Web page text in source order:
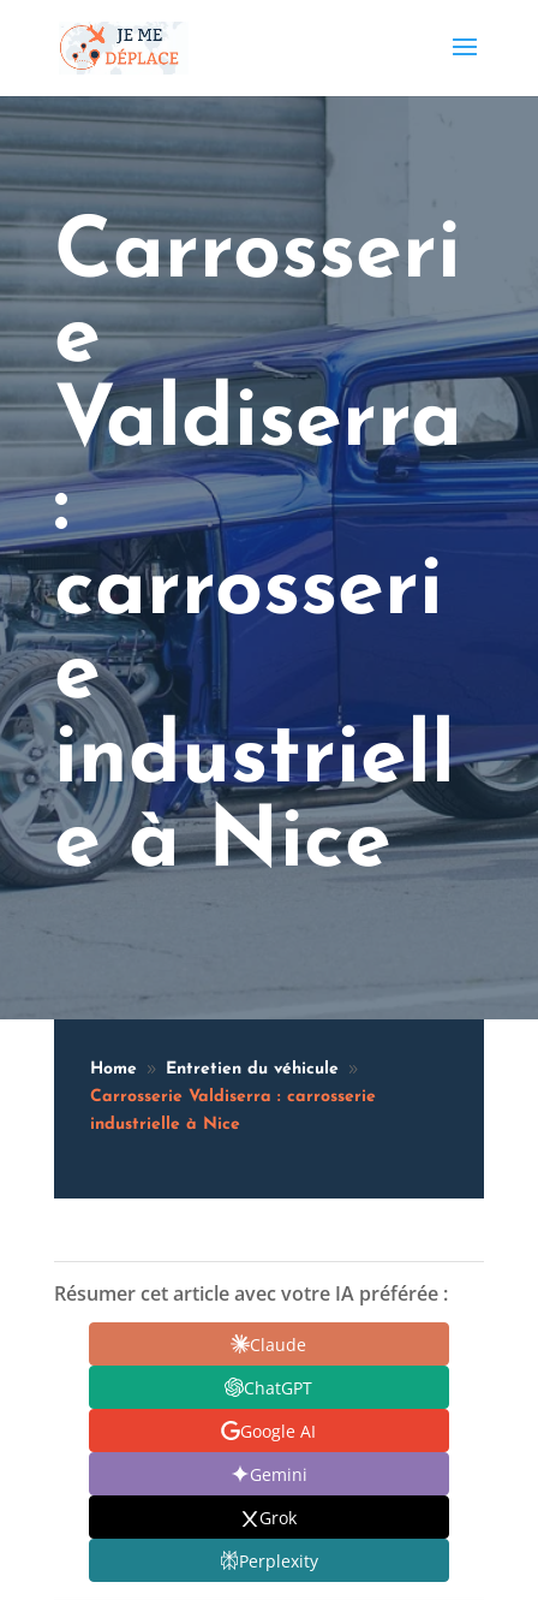
Carrosseri
e
Valdiserra
:
carrosseri
e
industriell
e à Nice
Home 9 Entretien du véhicule 9
Carrosserie Valdiserra : carrosserie
industrielle à Nice
Résumer cet article avec votre IA préférée :
Claude
ChatGPT
Google AI
Gemini
Grok
Perplexity